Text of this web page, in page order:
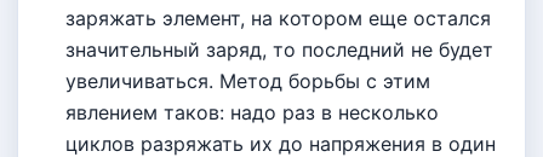
заряжать элемент, на котором еще остался
значительный заряд, то последний не будет
увеличиваться. Метод борьбы с этим
явлением таков: надо раз в несколько
циклов разряжать их до напряжения в один